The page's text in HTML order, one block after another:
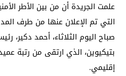
علمت الجريدة أن من بين الأطر
التي تم الإعلان عنها من طرف
صباح اليوم الثلاثاء، أحمد دكير،
بتيكيوين، الذي ارتقى من رتبة
إقليمي.